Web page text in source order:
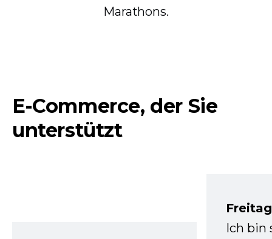
Marathons.
E-Commerce, der Sie
unterstützt
Ich bin